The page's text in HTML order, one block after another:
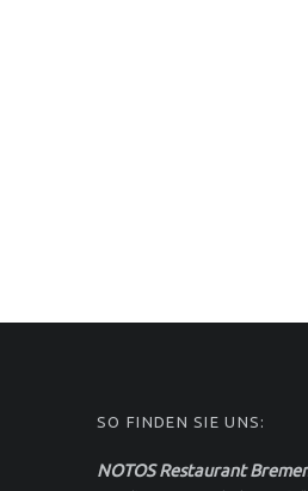
SO FINDEN SIE UNS:
NOTOS Restaurant